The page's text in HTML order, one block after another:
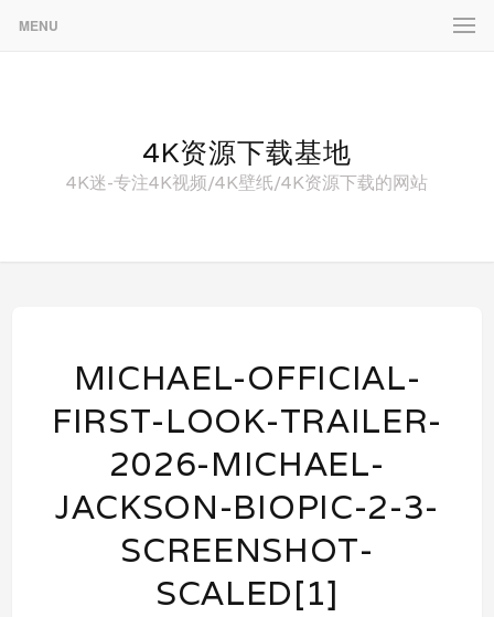
MENU
4K资源下载基地
4K迷-专注4K视频/4K壁纸/4K资源下载的网站
MICHAEL-OFFICIAL-
FIRST-LOOK-TRAILER-
2026-MICHAEL-
JACKSON-BIOPIC-2-3-
SCREENSHOT-
SCALED[1]